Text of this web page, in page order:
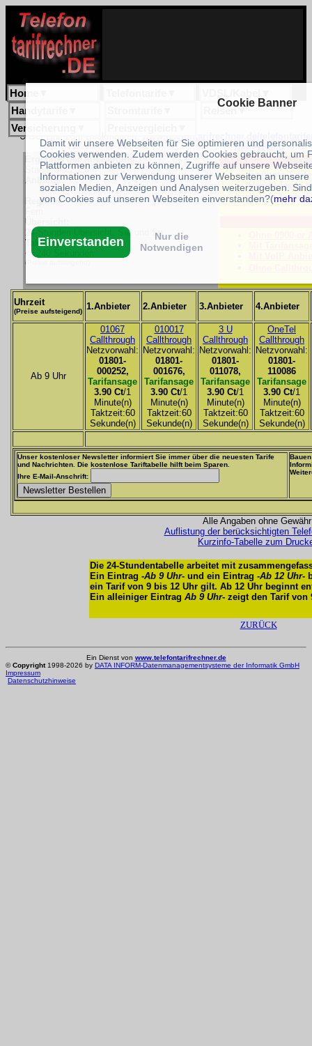
Home
Handytarife
Reisen▼
Versicherung
Unser Link zum Bookmarken:
1Min-7Rang
Ergebnis der Auswertung:
Stand: 9.8.2026
Anbieter:
Region:
Übersicht:
24-Stunden Übersicht, Sa. und So
Taktung:
<=240 Sekunden
(Preise aufsteigend)
Festnetz-
Handy-Tarife
Handy-Tarife
Uhrzeit
(Preise aufsteigend) 1.Anbieter 2.Anbieter 3.Anbieter 4.Anbieter
Ab 9 Uhr
01067
Callthrough
Netzvorwahl:
01801-
000252,
Tarifansage
3.90 Ct/1
Minute(n)
Taktzeit:60
Sekunde(n)
010017
Callthrough
Netzvorwahl:
01801-
001676,
Tarifansage
3.90 Ct/1
Minute(n)
Taktzeit:60
Sekunde(n)
3 U
Callthrough
Netzvorwahl:
01801-
011078,
Tarifansage
3.90 Ct/1
Minute(n)
Taktzeit:60
Sekunde(n)
OneTel
Callthrough
Netzvorwahl:
01801-
110086
Tarifansage
3.90 Ct/1
Minute(n)
Taktzeit:60
Sekunde(n)
Unser kostenloser Newsletter informiert Sie immer über die neuesten Tarife
und Nachrichten. Die kostenlose Tariftabelle hilft beim Sparen.
Ihre E-Mail-Anschrift:
Alle Angaben ohne
Auflistung der berücksichtigten
Kurzinfo-Tabelle zum
Die 24-Stundentabelle arbeitet mit
Ein Eintrag -Ab 9 Uhr- und ein Eintrag -Ab 12 Uhr-
ein Tarif von 9 bis 12 Uhr gilt. Ab 12 Uhr beginnt
Ein alleiniger Eintrag Ab 9 Uhr- zeigt den Tarif von
ZURÜCK
Ein Dienst von www.telefontarifrechner.de
©Copyright1998-2026 by DATA INFORM-Datenmanagementsysteme der Informatik GmbH
Impressum
Cookie Banner
Damit wir unsere Webseiten für Sie optimieren und
Cookies verwenden. Zudem werden Cookies gebraucht, um
Plattformen anbieten zu können, Zugriffe auf unsere
Informationen zur Verwendung unserer Webseiten an
sozialen Medien, Anzeigen und Analysen weiterzugeben.
von Cookies auf unseren Webseiten einverstanden?(mehr
Einverstanden
Nur die
Notwendigen
Datenschutzhinweise